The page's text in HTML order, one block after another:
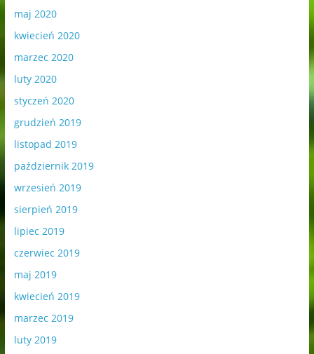
maj 2020
kwiecień 2020
marzec 2020
luty 2020
styczeń 2020
grudzień 2019
listopad 2019
październik 2019
wrzesień 2019
sierpień 2019
lipiec 2019
czerwiec 2019
maj 2019
kwiecień 2019
marzec 2019
luty 2019